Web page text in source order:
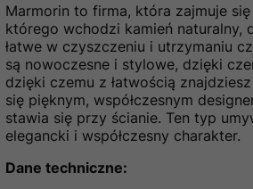
Marmorin to firma, która zajmuje
którego wchodzi kamień naturalny,
łatwe w czyszczeniu i utrzymaniu
są nowoczesne i stylowe, dzięki
dzięki czemu z łatwością
się pięknym, współczesnym
stawia się przy ścianie. Ten typ
elegancki i współczesny charakter.
Dane techniczne: